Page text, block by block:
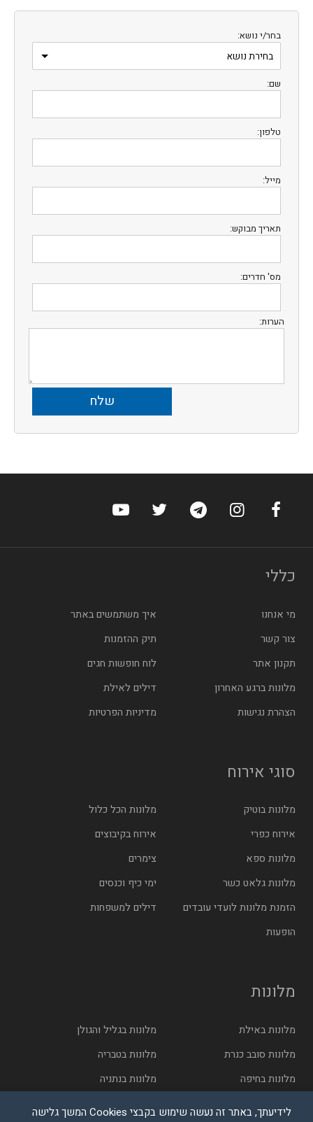
בחר/י נושא:
שם:
טלפון:
מייל:
תאריך מבוקש:
מס' חדרים:
הערות:
ערוץ הפייסבוק של הוטלס
ערוץ האינסטגרם של הוטלס
ערוץ הטלגרם של הוטלס
ערוץ טוויטר של הוטלס
ערוץ היוטיוב של
כללי
מי אנחנו
איך משתמשים באתר
צור קשר
תיק ההזמנות
תקנון אתר
לוח חופשות חגים
מלונות ברגע האחרון
דילים לאילת
הצהרת נגישות
מדיניות הפרטיות
סוגי אירוח
מלונות בוטיק
מלונות הכל כלול
אירוח כפרי
אירוח בקיבוצים
מלונות ספא
צימרים
מלונות גלאט כשר
ימי כיף וכנסים
הזמנת מלונות לועדי עובדים
דילים למשפחות
הופעות
מלונות
מלונות באילת
מלונות בגליל והגולן
מלונות סובב כנרת
מלונות בטבריה
מלונות בחיפה
מלונות בנתניה
מלונות בתל אביב
לידיעתך, באתר זה נעשה שימוש בקבצי Cookies המשך גלישה